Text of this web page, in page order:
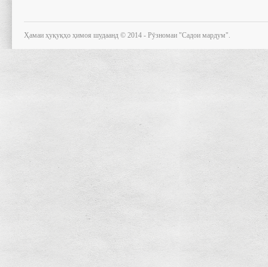
Ҳамаи ҳуқуқҳо ҳимоя шудаанд © 2014 - Рӯзномаи "Садои мардум".